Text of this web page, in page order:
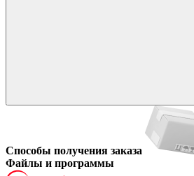
Способы получения заказа
Файлы и программы